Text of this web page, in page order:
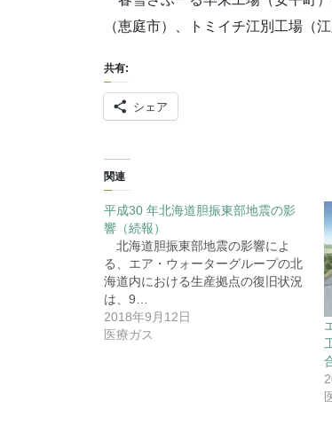
（恵庭市）、トミイチ江別工場（江
共有:
シェア
関連
平成30 年北海道胆振東部地震の影
響（続報）
北海道胆振東部地震の影響によ
る、エア・ウォーターグループの北
海道内における生産拠点の復旧状況
は、9…
2018年9月12日
医療ガス